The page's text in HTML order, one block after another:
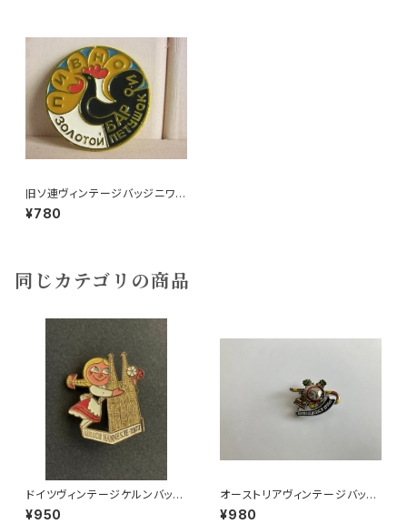
旧ソ連ヴィンテージバッジニワト
リ
¥780
同じカテゴリの商品
ドイツヴィンテージケルンバッジ
h人形劇
¥950
オーストリアヴィンテージバッジ
チロル
¥980